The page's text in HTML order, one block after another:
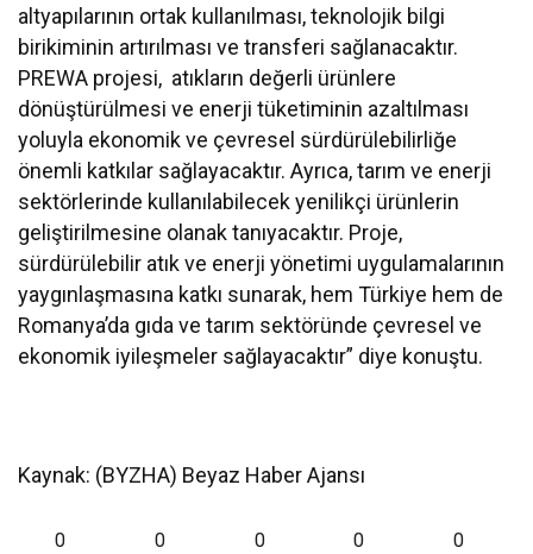
altyapılarının ortak kullanılması, teknolojik bilgi
birikiminin artırılması ve transferi sağlanacaktır.
PREWA projesi, atıkların değerli ürünlere
dönüştürülmesi ve enerji tüketiminin azaltılması
yoluyla ekonomik ve çevresel sürdürülebilirliğe
önemli katkılar sağlayacaktır. Ayrıca, tarım ve enerji
sektörlerinde kullanılabilecek yenilikçi ürünlerin
geliştirilmesine olanak tanıyacaktır. Proje,
sürdürülebilir atık ve enerji yönetimi uygulamalarının
yaygınlaşmasına katkı sunarak, hem Türkiye hem de
Romanya’da gıda ve tarım sektöründe çevresel ve
ekonomik iyileşmeler sağlayacaktır” diye konuştu.
Kaynak: (BYZHA) Beyaz Haber Ajansı
0 0 0 0 0